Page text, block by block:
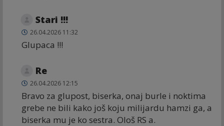
Stari !!!
26.04.2026 11:32
Glupaca !!!
Re
26.04.2026 12:15
Bravo za glupost, biserka, onaj burle i noktima
grebe ne bili kako još koju milijardu hamzi ga, a
biserka mu je ko sestra. Ološ RS a.